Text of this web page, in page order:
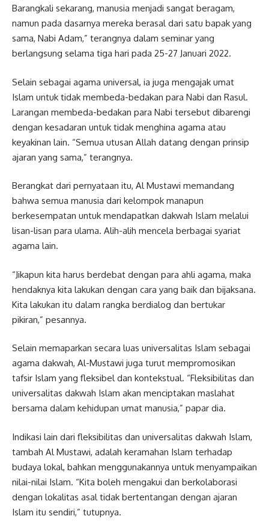
Barangkali sekarang, manusia menjadi sangat beragam,
namun pada dasarnya mereka berasal dari satu bapak yang
sama, Nabi Adam,” terangnya dalam seminar yang
berlangsung selama tiga hari pada 25-27 Januari 2022.
Selain sebagai agama universal, ia juga mengajak umat
Islam untuk tidak membeda-bedakan para Nabi dan Rasul.
Larangan membeda-bedakan para Nabi tersebut dibarengi
dengan kesadaran untuk tidak menghina agama atau
keyakinan lain. “Semua utusan Allah datang dengan prinsip
ajaran yang sama,” terangnya.
Berangkat dari pernyataan itu, Al Mustawi memandang
bahwa semua manusia dari kelompok manapun
berkesempatan untuk mendapatkan dakwah Islam melalui
lisan-lisan para ulama. Alih-alih mencela berbagai syariat
agama lain.
“Jikapun kita harus berdebat dengan para ahli agama, maka
hendaknya kita lakukan dengan cara yang baik dan bijaksana.
Kita lakukan itu dalam rangka berdialog dan bertukar
pikiran,” pesannya.
Selain memaparkan secara luas universalitas Islam sebagai
agama dakwah, Al-Mustawi juga turut mempromosikan
tafsir Islam yang fleksibel dan kontekstual. “Fleksibilitas dan
universalitas dakwah Islam akan menciptakan maslahat
bersama dalam kehidupan umat manusia,” papar dia.
Indikasi lain dari fleksibilitas dan universalitas dakwah Islam,
tambah Al Mustawi, adalah keramahan Islam terhadap
budaya lokal, bahkan menggunakannya untuk menyampaikan
nilai-nilai Islam. “Kita boleh mengakui dan berkolaborasi
dengan lokalitas asal tidak bertentangan dengan ajaran
Islam itu sendiri,” tutupnya.